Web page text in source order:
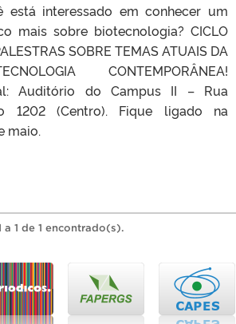
está interessado em conhecer um
mais sobre biotecnologia? CICLO
SOBRE TEMAS ATUAIS DA
CONTEMPORÂNEA!
Auditório do Campus II – Rua
1202 (Centro). Fique ligado na
maio.
1 de 1 encontrado(s).